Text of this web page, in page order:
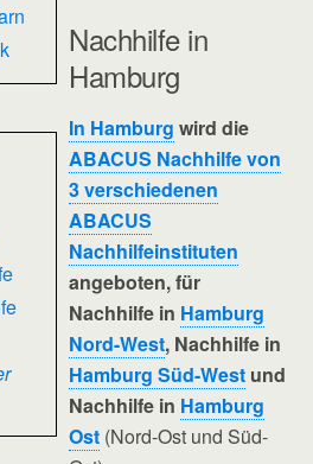
Nachhilfe in
Hamburg
In Hamburg wird die
ABACUS Nachhilfe von
3 verschiedenen
ABACUS
Nachhilfeinstituten
angeboten, für
Nachhilfe in Hamburg
Nord-West, Nachhilfe in
Hamburg Süd-West und
Nachhilfe in Hamburg
Ost (Nord-Ost und Süd-